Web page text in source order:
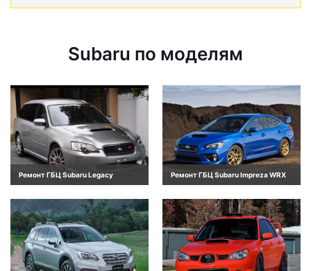
Subaru по моделям
Ремонт ГБЦ Subaru Legacy Ремонт ГБЦ Subaru Impreza WRX